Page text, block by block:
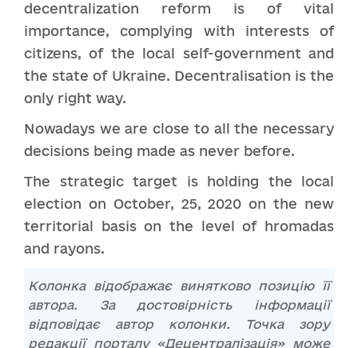
decentralization reform is of vital
importance, complying with interests of
citizens, of the local self-government and
the state of Ukraine. Decentralisation is the
only right way.
Nowadays we are close to all the necessary
decisions being made as never before.
The strategic target is holding the local
election on October, 25, 2020 on the new
territorial basis on the level of hromadas
and rayons.
Колонка відображає винятково позицію її
автора. За достовірність інформації
відповідає автор колонки. Точка зору
редакції порталу «Децентралізація» може